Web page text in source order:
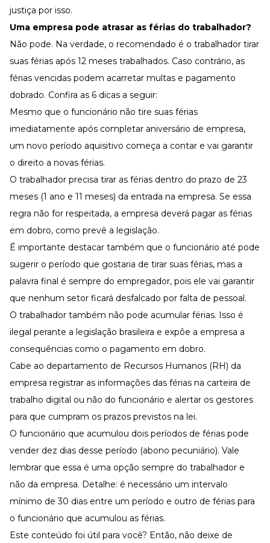
justiça por isso.
Uma empresa pode atrasar as férias do trabalhador?
Não pode. Na verdade, o recomendado é o trabalhador tirar
suas férias após 12 meses trabalhados. Caso contrário, as
férias vencidas podem acarretar multas e pagamento
dobrado. Confira as 6 dicas a seguir:
Mesmo que o funcionário não tire suas férias
imediatamente após completar aniversário de empresa,
um novo período aquisitivo começa a contar e vai garantir
o direito a novas férias.
O trabalhador precisa tirar as férias dentro do prazo de 23
meses (1 ano e 11 meses) da entrada na empresa. Se essa
regra não for respeitada, a empresa deverá pagar as férias
em dobro, como prevê a legislação.
É importante destacar também que o funcionário até pode
sugerir o período que gostaria de tirar suas férias, mas a
palavra final é sempre do empregador, pois ele vai garantir
que nenhum setor ficará desfalcado por falta de pessoal.
O trabalhador também não pode acumular férias. Isso é
ilegal perante a legislação brasileira e expõe a empresa a
consequências como o pagamento em dobro.
Cabe ao departamento de Recursos Humanos (RH) da
empresa registrar as informações das férias na carteira de
trabalho digital ou não do funcionário e alertar os gestores
para que cumpram os prazos previstos na lei.
O funcionário que acumulou dois períodos de férias pode
vender dez dias desse período (abono pecuniário). Vale
lembrar que essa é uma opção sempre do trabalhador e
não da empresa. Detalhe: é necessário um intervalo
mínimo de 30 dias entre um período e outro de férias para
o funcionário que acumulou as férias.
Este conteúdo foi útil para você? Então, não deixe de